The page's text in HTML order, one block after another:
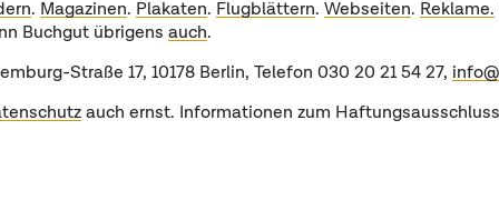
. Magazinen. Plakaten. Flugblättern. Webseiten. Reklame.
Buchgut übrigens auch.
Straße 17, 10178 Berlin, Telefon 030 20 21 54 27,
auch ernst. Informationen zum